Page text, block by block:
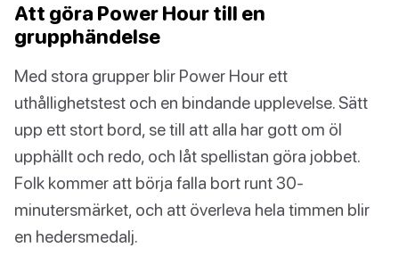
Att göra Power Hour till en
grupphändelse
Med stora grupper blir Power Hour ett
uthållighetstest och en bindande upplevelse. Sätt
upp ett stort bord, se till att alla har gott om öl
upphällt och redo, och låt spellistan göra jobbet.
Folk kommer att börja falla bort runt 30-
minutersmärket, och att överleva hela timmen blir
en hedersmedalj.